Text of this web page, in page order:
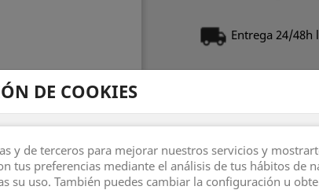
Entrega 24/48h
Descripción
DE COOKIES
y de terceros para mejorar nuestros servicios y
tus preferencias mediante el análisis de tus hábitos de
su uso. También puedes cambiar la configuración u